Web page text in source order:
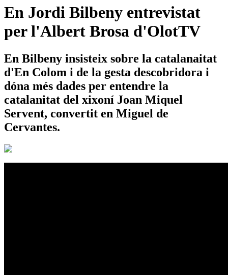
En Jordi Bilbeny entrevistat
per l'Albert Brosa d'OlotTV
En Bilbeny insisteix sobre la catalanaitat
d'En Colom i de la gesta descobridora i
dóna més dades per entendre la
catalanitat del xixoní Joan Miquel
Servent, convertit en Miguel de
Cervantes.